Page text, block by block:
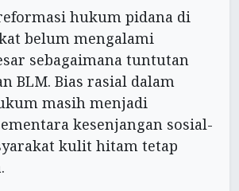
hukum pidana di
belum mengalami
sebagaimana tuntutan
BLM. Bias rasial dalam
masih menjadi
kesenjangan sosial-
kulit hitam tetap